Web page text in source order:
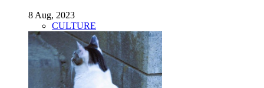
8 Aug, 2023
CULTURE